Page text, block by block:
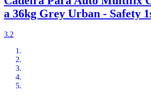
a 36kg Grey Urban - Safety
3.2